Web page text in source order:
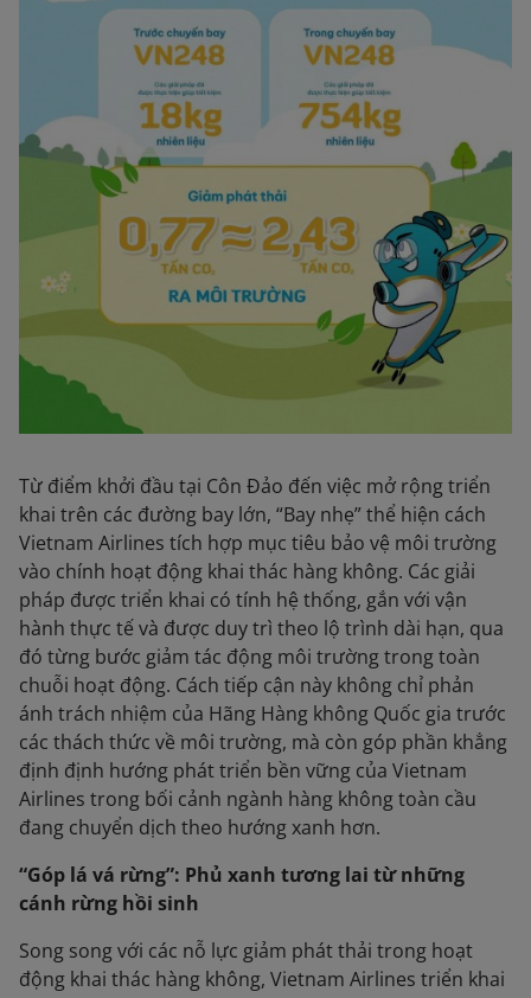
Từ điểm khởi đầu tại Côn Đảo đến việc mở rộng triển
khai trên các đường bay lớn, “Bay nhẹ” thể hiện cách
Vietnam Airlines tích hợp mục tiêu bảo vệ môi trường
vào chính hoạt động khai thác hàng không. Các giải
pháp được triển khai có tính hệ thống, gắn với vận
hành thực tế và được duy trì theo lộ trình dài hạn, qua
đó từng bước giảm tác động môi trường trong toàn
chuỗi hoạt động. Cách tiếp cận này không chỉ phản
ánh trách nhiệm của Hãng Hàng không Quốc gia trước
các thách thức về môi trường, mà còn góp phần khẳng
định định hướng phát triển bền vững của Vietnam
Airlines trong bối cảnh ngành hàng không toàn cầu
đang chuyển dịch theo hướng xanh hơn.
“Góp lá vá rừng”: Phủ xanh tương lai từ những
cánh rừng hồi sinh
Song song với các nỗ lực giảm phát thải trong hoạt
động khai thác hàng không, Vietnam Airlines triển khai